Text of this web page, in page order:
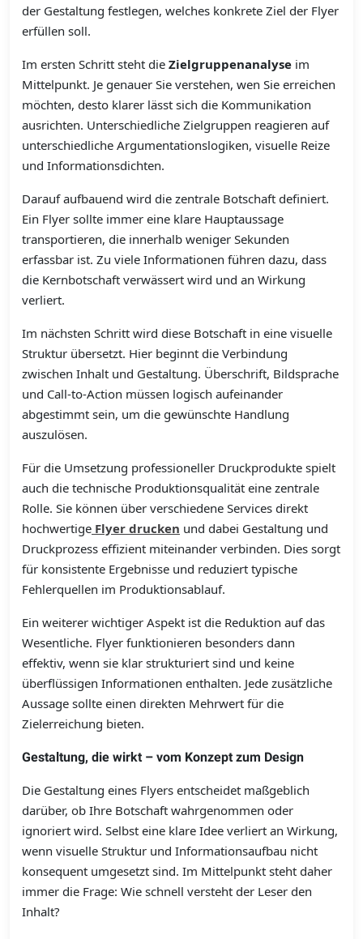
der Gestaltung festlegen, welches konkrete Ziel der Flyer
erfüllen soll.
Im ersten Schritt steht die Zielgruppenanalyse im
Mittelpunkt. Je genauer Sie verstehen, wen Sie erreichen
möchten, desto klarer lässt sich die Kommunikation
ausrichten. Unterschiedliche Zielgruppen reagieren auf
unterschiedliche Argumentationslogiken, visuelle Reize
und Informationsdichten.
Darauf aufbauend wird die zentrale Botschaft definiert.
Ein Flyer sollte immer eine klare Hauptaussage
transportieren, die innerhalb weniger Sekunden
erfassbar ist. Zu viele Informationen führen dazu, dass
die Kernbotschaft verwässert wird und an Wirkung
verliert.
Im nächsten Schritt wird diese Botschaft in eine visuelle
Struktur übersetzt. Hier beginnt die Verbindung
zwischen Inhalt und Gestaltung. Überschrift, Bildsprache
und Call-to-Action müssen logisch aufeinander
abgestimmt sein, um die gewünschte Handlung
auszulösen.
Für die Umsetzung professioneller Druckprodukte spielt
auch die technische Produktionsqualität eine zentrale
Rolle. Sie können über verschiedene Services direkt
hochwertige Flyer drucken und dabei Gestaltung und
Druckprozess effizient miteinander verbinden. Dies sorgt
für konsistente Ergebnisse und reduziert typische
Fehlerquellen im Produktionsablauf.
Ein weiterer wichtiger Aspekt ist die Reduktion auf das
Wesentliche. Flyer funktionieren besonders dann
effektiv, wenn sie klar strukturiert sind und keine
überflüssigen Informationen enthalten. Jede zusätzliche
Aussage sollte einen direkten Mehrwert für die
Zielerreichung bieten.
Gestaltung, die wirkt – vom Konzept zum Design
Die Gestaltung eines Flyers entscheidet maßgeblich
darüber, ob Ihre Botschaft wahrgenommen oder
ignoriert wird. Selbst eine klare Idee verliert an Wirkung,
wenn visuelle Struktur und Informationsaufbau nicht
konsequent umgesetzt sind. Im Mittelpunkt steht daher
immer die Frage: Wie schnell versteht der Leser den
Inhalt?